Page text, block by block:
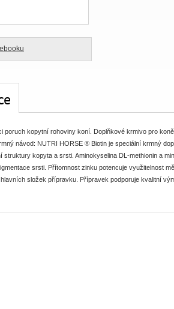
poruch kopytní rohoviny koní. Doplňkové krmivo pro
návod: NUTRI HORSE ® Biotin je speciální krmný
struktury kopyta a srsti. Aminokyselina DL-methionin a
srsti. Přítomnost zinku potencuje využitelnost
složek přípravku. Přípravek podporuje kvalitní
do krmiva. Přípravek nenahrazuje základní doplňková